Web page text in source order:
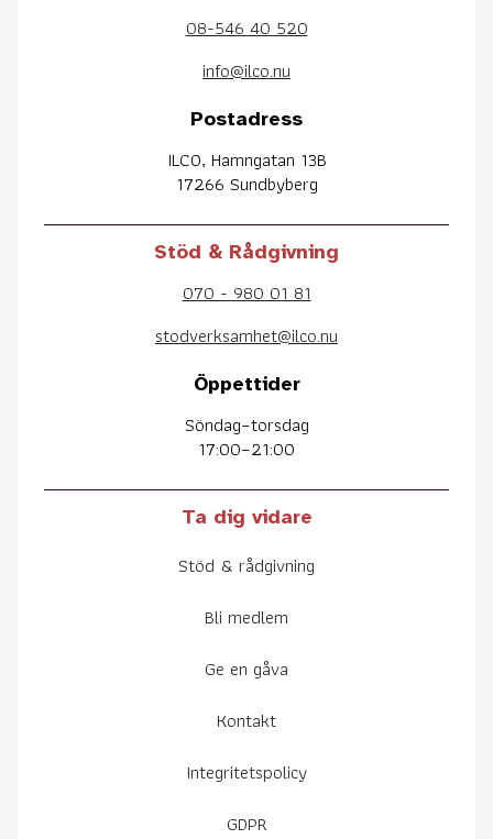
08-546 40 520
info@ilco.nu
Postadress
ILCO, Hamngatan 13B
17266 Sundbyberg
Stöd & Rådgivning
070 - 980 01 81
stodverksamhet@ilco.nu
Öppettider
Söndag–torsdag
17:00–21:00
Ta dig vidare
Stöd & rådgivning
Bli medlem
Ge en gåva
Kontakt
Integritetspolicy
GDPR